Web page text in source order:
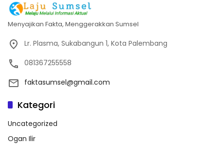
Menyajikan Fakta, Menggerakkan Sumsel
Lr. Plasma, Sukabangun 1, Kota Palembang
081367255558
faktasumsel@gmail.com
Kategori
Uncategorized
Ogan Ilir